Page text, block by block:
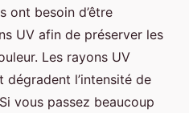
ont besoin d’être
UV afin de préserver les
Les rayons UV
l’intensité de
vous passez beaucoup